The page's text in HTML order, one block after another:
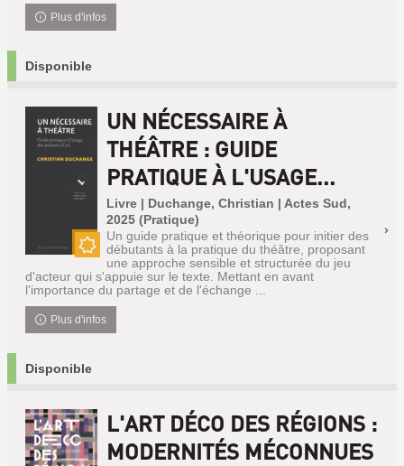
Plus d'infos
Disponible
UN NÉCESSAIRE À
THÉÂTRE : GUIDE
PRATIQUE À L'USAGE...
Livre | Duchange, Christian | Actes Sud,
2025 (Pratique)
Un guide pratique et théorique pour initier des
débutants à la pratique du théâtre, proposant
une approche sensible et structurée du jeu
d'acteur qui s'appuie sur le texte. Mettant en avant
l'importance du partage et de l'échange ...
Plus d'infos
Disponible
L'ART DÉCO DES RÉGIONS :
MODERNITÉS MÉCONNUES